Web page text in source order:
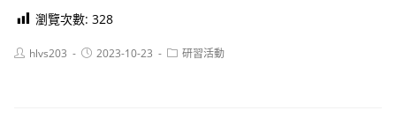
瀏覽次數: 328
Posthlvs203
Post2023-10-23
Post研習活動